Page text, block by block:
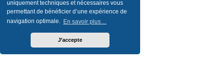
uniquement techniques et nécessaires vous
permettant de bénéficier d’une expérience de
navigation optimale. En savoir plus…
J’accepte